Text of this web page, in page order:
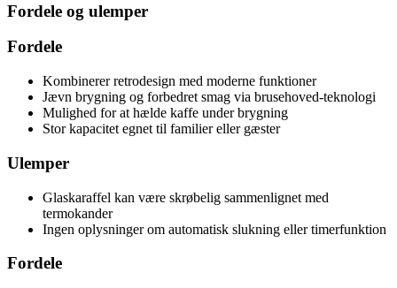
Fordele og ulemper
Fordele
Kombinerer retrodesign med moderne funktioner
Jævn brygning og forbedret smag via brusehoved-teknologi
Mulighed for at hælde kaffe under brygning
Stor kapacitet egnet til familier eller gæster
Ulemper
Glaskaraffel kan være skrøbelig sammenlignet med
termokander
Ingen oplysninger om automatisk slukning eller timerfunktion
Fordele